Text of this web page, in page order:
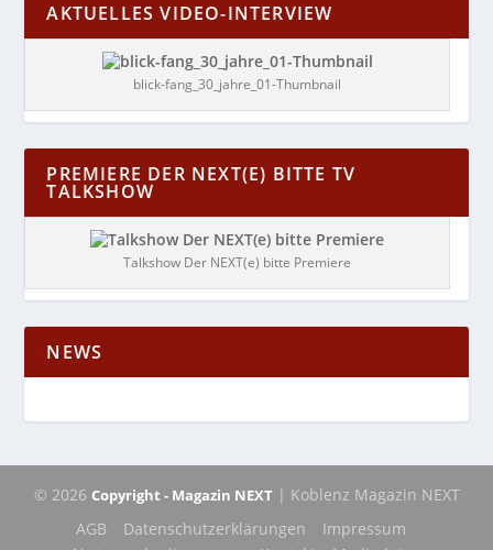
AKTUELLES VIDEO-INTERVIEW
blick-fang_30_jahre_01-Thumbnail
PREMIERE DER NEXT(E) BITTE TV
TALKSHOW
Talkshow Der NEXT(e) bitte Premiere
NEWS
© 2026 Copyright - Magazin NEXT| Koblenz Magazin NEXT
AGB
Datenschutzerklärungen
Impressum